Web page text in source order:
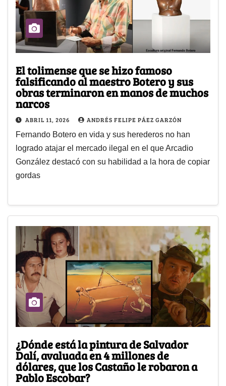
El tolimense que se hizo famoso
falsificando al maestro Botero y sus
obras terminaron en manos de muchos
narcos
ABRIL 11, 2026 ANDRÉS FELIPE PÁEZ GARZÓN
Fernando Botero en vida y sus herederos no han
logrado atajar el mercado ilegal en el que Arcadio
González destacó con su habilidad a la hora de copiar
gordas
¿Dónde está la pintura de Salvador
Dalí, avaluada en 4 millones de
dólares, que los Castaño le robaron a
Pablo Escobar?